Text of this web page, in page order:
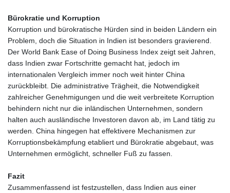
Bürokratie und Korruption
Korruption und bürokratische Hürden sind in beiden Ländern ein
Problem, doch die Situation in Indien ist besonders gravierend.
Der World Bank Ease of Doing Business Index zeigt seit Jahren,
dass Indien zwar Fortschritte gemacht hat, jedoch im
internationalen Vergleich immer noch weit hinter China
zurückbleibt. Die administrative Trägheit, die Notwendigkeit
zahlreicher Genehmigungen und die weit verbreitete Korruption
behindern nicht nur die inländischen Unternehmen, sondern
halten auch ausländische Investoren davon ab, im Land tätig zu
werden. China hingegen hat effektivere Mechanismen zur
Korruptionsbekämpfung etabliert und Bürokratie abgebaut, was
Unternehmen ermöglicht, schneller Fuß zu fassen.
Fazit
Zusammenfassend ist festzustellen, dass Indien aus einer